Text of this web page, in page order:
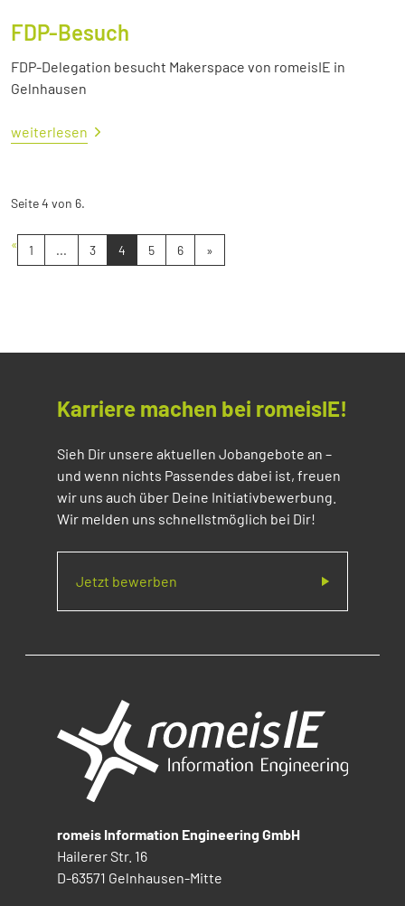
FDP-Besuch
FDP-Delegation besucht Makerspace von romeisIE in
Gelnhausen
weiterlesen
Seite 4 von 6.
« 1 ... 3 4 5 6 »
Karriere machen bei romeisIE!
Sieh Dir unsere aktuellen Jobangebote an –
und wenn nichts Passendes dabei ist, freuen
wir uns auch über Deine Initiativbewerbung.
Wir melden uns schnellstmöglich bei Dir!
Jetzt bewerben
romeis Information Engineering GmbH
Hailerer Str. 16
D-63571 Gelnhausen-Mitte